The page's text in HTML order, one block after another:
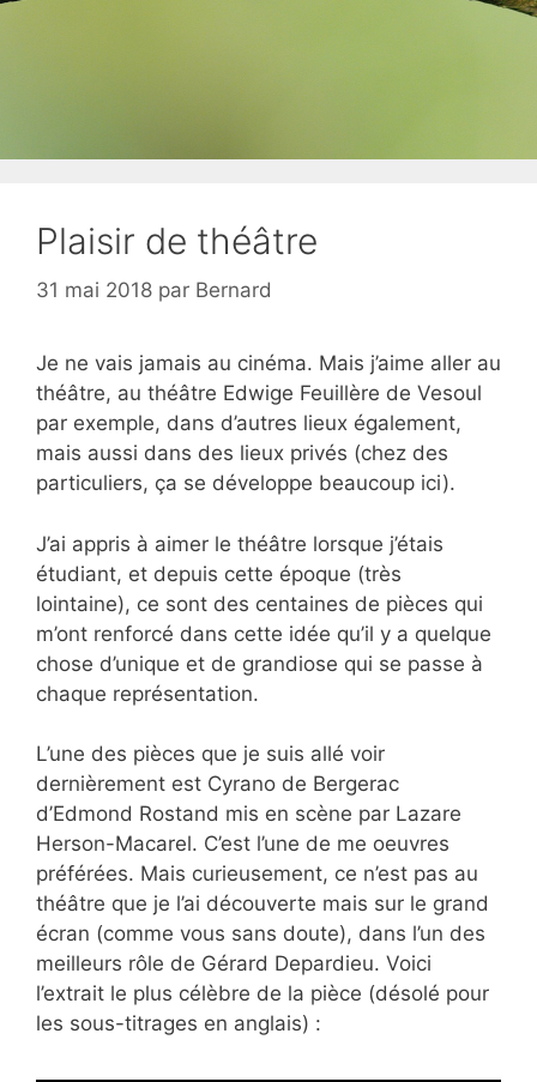
Plaisir de théâtre
31 mai 2018 par Bernard
Je ne vais jamais au cinéma. Mais j’aime aller au
théâtre, au théâtre Edwige Feuillère de Vesoul
par exemple, dans d’autres lieux également,
mais aussi dans des lieux privés (chez des
particuliers, ça se développe beaucoup ici).
J’ai appris à aimer le théâtre lorsque j’étais
étudiant, et depuis cette époque (très
lointaine), ce sont des centaines de pièces qui
m’ont renforcé dans cette idée qu’il y a quelque
chose d’unique et de grandiose qui se passe à
chaque représentation.
L’une des pièces que je suis allé voir
dernièrement est Cyrano de Bergerac
d’Edmond Rostand mis en scène par Lazare
Herson-Macarel. C’est l’une de me oeuvres
préférées. Mais curieusement, ce n’est pas au
théâtre que je l’ai découverte mais sur le grand
écran (comme vous sans doute), dans l’un des
meilleurs rôle de Gérard Depardieu. Voici
l’extrait le plus célèbre de la pièce (désolé pour
les sous-titrages en anglais) :